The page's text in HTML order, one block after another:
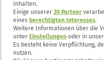
Inhalten.
Einige unserer 20 Partner
eines berechtigten Interesses.
Weitere Informationen über die
unter Einstellungen oder in
Es besteht keine Verpflichtung,
nutzen.